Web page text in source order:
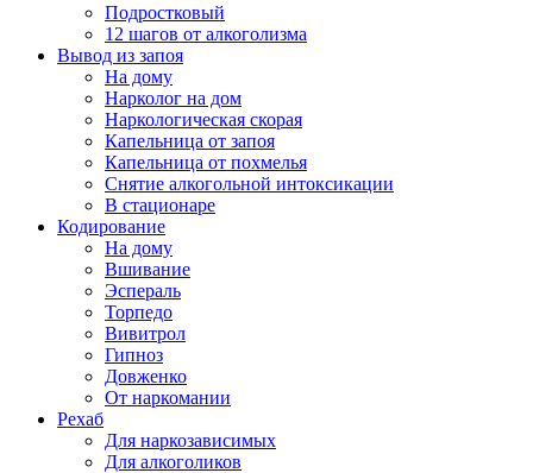
Подростковый
12 шагов от алкоголизма
Вывод из запоя
На дому
Нарколог на дом
Наркологическая скорая
Капельница от запоя
Капельница от похмелья
Снятие алкогольной интоксикации
В стационаре
Кодирование
На дому
Вшивание
Эспераль
Торпедо
Вивитрол
Гипноз
Довженко
От наркомании
Рехаб
Для наркозависимых
Для алкоголиков